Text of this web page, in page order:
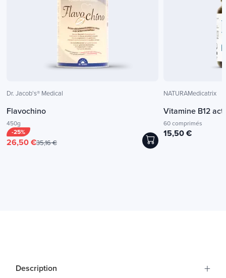
Flavochino
450g
-25%
26,50 €
Vitamine B12
60 comprimés
15,50 €